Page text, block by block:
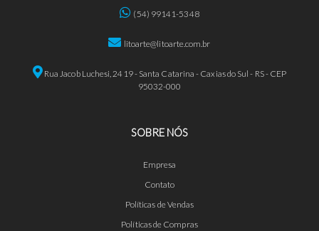
(54) 99141-5348
litoarte@litoarte.com.br
Rua Jacob Luchesi, 2419 - Santa Catarina - Caxias do Sul - RS - CEP
95032-000
SOBRE NÓS
Empresa
Contato
Políticas de Vendas
Políticas de Compras